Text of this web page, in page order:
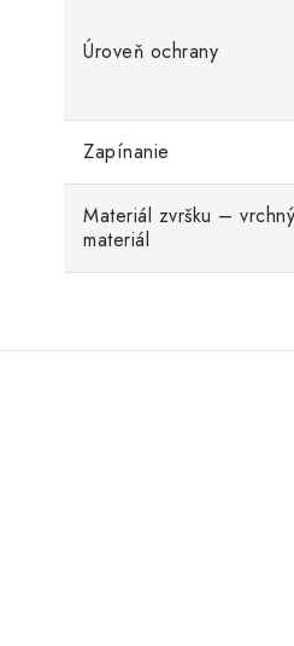
Úroveň ochrany
Zapínanie
Materiál zvršku – vrchný
materiál